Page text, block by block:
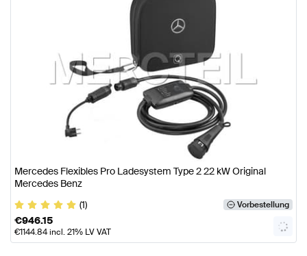
Mercedes Flexibles Pro Ladesystem Type 2 22 kW Original
Mercedes Benz
(1)
Vorbestellung
€946.15
€1144.84incl. 21% LV VAT